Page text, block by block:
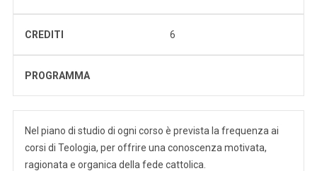
CREDITI 6
PROGRAMMA
Nel piano di studio di ogni corso è prevista la frequenza ai
corsi di Teologia, per offrire una conoscenza motivata,
ragionata e organica della fede cattolica.